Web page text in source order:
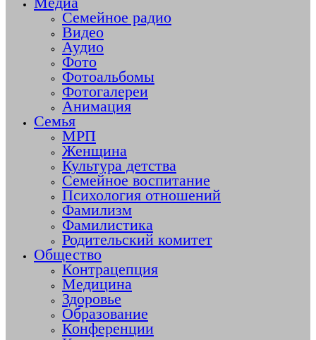
Семейное радио
Видео
Аудио
Фото
Фотоальбомы
Фотогалереи
Анимация
Семья
МРП
Женщина
Культура детства
Семейное воспитание
Психология отношений
Фамилизм
Фамилистика
Родительский комитет
Общество
Контрацепция
Медицина
Здоровье
Образование
Конференции